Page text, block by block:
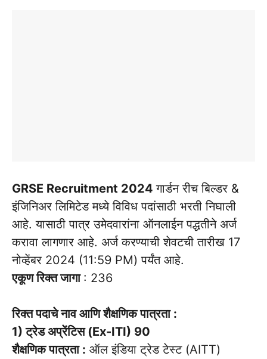
GRSE Recruitment 2024गार्डन रीच बिल्डर &
इंजिनिअर लिमिटेड मध्ये विविध पदांसाठी भरती निघाली
आहे. यासाठी पात्र उमेदवारांना ऑनलाईन पद्धतीने अर्ज
करावा लागणार आहे. अर्ज करण्याची शेवटची तारीख 17
नोव्हेंबर 2024 (11:59 PM) पर्यंत आहे.
एकूण रिक्त जागा : 236
रिक्त पदाचे नाव आणि शैक्षणिक पात्रता :
1) ट्रेड अप्रेंटिस (Ex-ITI) 90
शैक्षणिक पात्रता : ऑल इंडिया ट्रेड टेस्ट (AITT)